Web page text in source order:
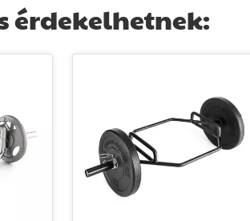
érdekelhetnek: